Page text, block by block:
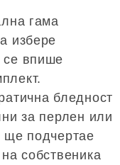
гама
избере
впише
бледност
за перлен или
ще подчертае
собственика